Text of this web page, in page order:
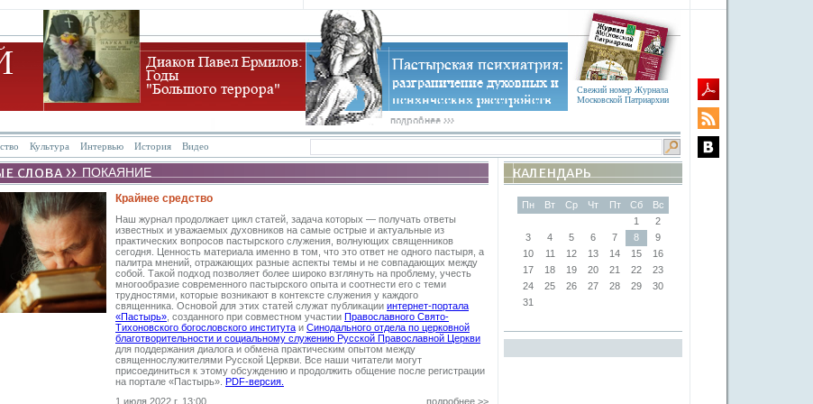
Свежий номер Журнала
Московской Патриархии
Культура Интервью История Видео
ПОКАЯНИЕ
Крайнее средство
Наш журнал продолжает цикл статей, задача которых — получать ответы
известных и уважаемых духовников на самые острые и актуальные из
практических вопросов пастырского служения, волнующих священников
сегодня. Ценность материала именно в том, что это ответ не одного пастыря, а
палитра мнений, отражающих разные аспекты темы и не совпадающих между
собой. Такой подход позволяет более широко взглянуть на проблему, учесть
многообразие современного пастырского опыта и соотнести его с теми
трудностями, которые возникают в контексте служения у каждого
священника. Основой для этих статей служат публикации интернет-портала
«Пастырь» , созданного при совместном участии Православного Свято-
Тихоновского богословского института и Синодального отдела по церковной
благотворительности и социальному служению Русской Православной Церкви
для поддержания диалога и обмена практическим опытом между
священнослужителями Русской Церкви. Все наши читатели могут
присоединиться к этому обсуждению и продолжить общение после регистрации
на портале «Пастырь». PDF-версия.
1 июля 2022 г. 13:00
подробнее >>
Пн Вт Ср Чт Пт Сб
Вс
1
2
3
4 5 6 7 8
9
10
11 12 13 14 15
16
17
18 19 20 21 22
23
24
25 26 27 28 29
30
31